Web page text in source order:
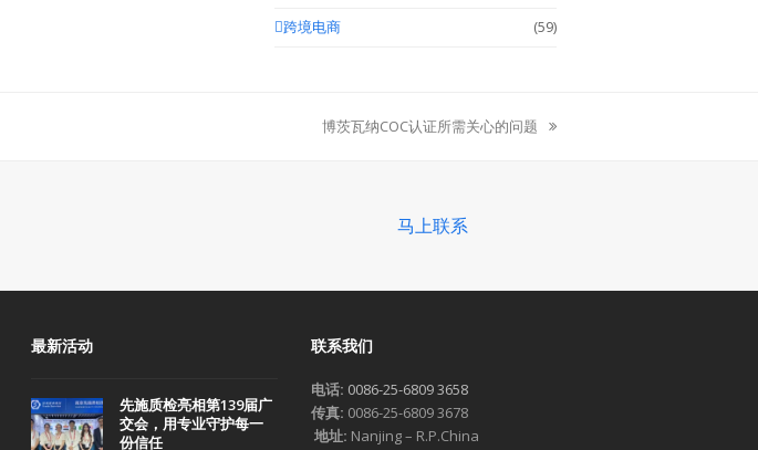
跨境电商
(59)
next
博茨瓦纳COC认证所需关心的问题
马上联系
最新活动
先施质检亮相第139届广
交会，用专业守护每一
份信任
联系我们
电话: 0086-25-6809 3658
传真: 0086-25-6809 3678
地址: Nanjing – R.P.China